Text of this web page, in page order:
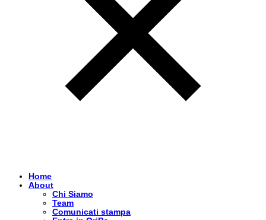
Home
About
Chi Siamo
Team
Comunicati stampa